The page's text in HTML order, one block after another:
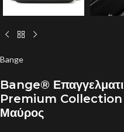
Bange
Bange®
Premium Collection
Μαύρος